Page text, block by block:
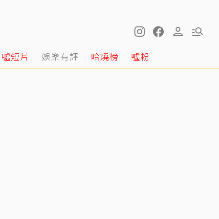
噓短片 娛樂有評 哈燒榜 噓粉